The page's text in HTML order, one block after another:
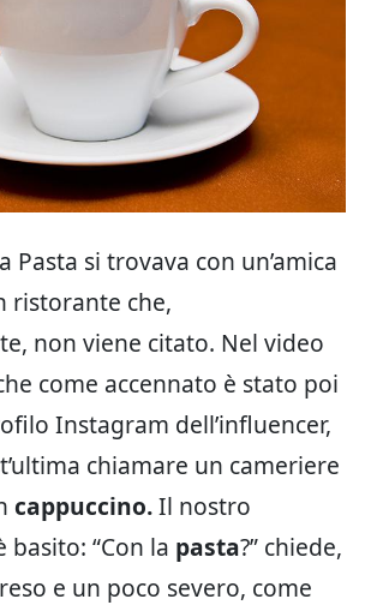
Pasta si trovava con un’amica
ristorante che,
non viene citato. Nel video
come accennato è stato poi
Instagram dell’influencer,
chiamare un cameriere
cappuccino.Il nostro
“Con la pasta?” chiede,
e un poco severo, come